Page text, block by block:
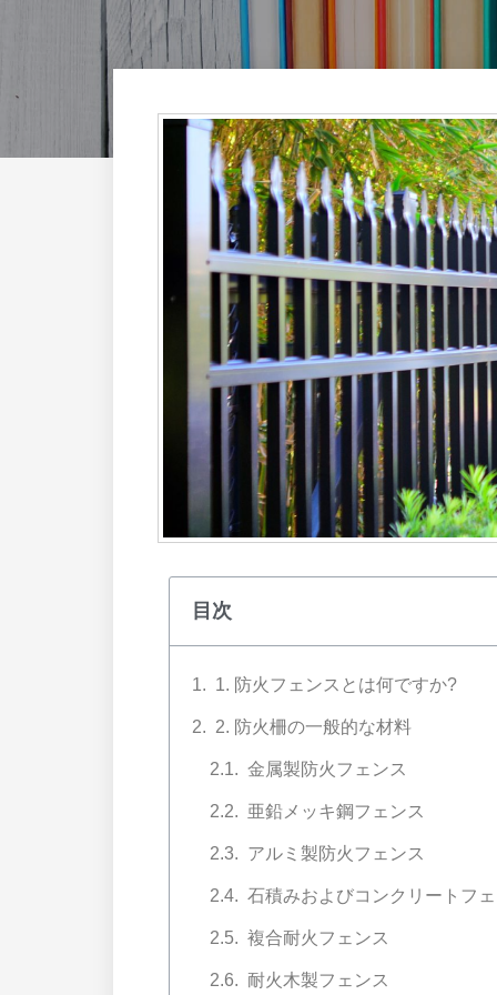
目次
1. 防火フェンスとは何ですか?
2. 防火柵の一般的な材料
金属製防火フェンス
亜鉛メッキ鋼フェンス
アルミ製防火フェンス
石積みおよびコンクリートフ
複合耐火フェンス
耐火木製フェンス